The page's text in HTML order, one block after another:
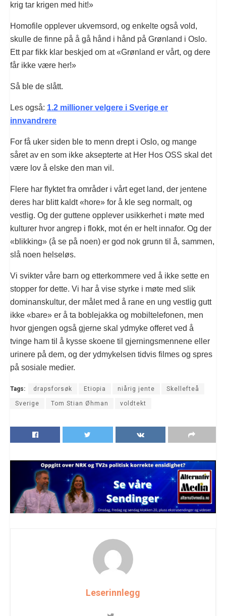
krig tar krigen med hit!»
Homofile opplever ukvemsord, og enkelte også vold,
skulle de finne på å gå hånd i hånd på Grønland i Oslo.
Ett par fikk klar beskjed om at «Grønland er vårt, og dere
får ikke være her!»
Så ble de slått.
Les også: 1.2 millioner velgere i Sverige er
innvandrere
For få uker siden ble to menn drept i Oslo, og mange
såret av en som ikke aksepterte at Her Hos OSS skal det
være lov å elske den man vil.
Flere har flyktet fra områder i vårt eget land, der jentene
deres har blitt kaldt «hore» for å kle seg normalt, og
vestlig. Og der guttene opplever usikkerhet i møte med
kulturer hvor angrep i flokk, mot én er helt innafor. Og der
«blikking» (å se på noen) er god nok grunn til å, sammen,
slå noen helseløs.
Vi svikter våre barn og etterkommere ved å ikke sette en
stopper for dette. Vi har å vise styrke i møte med slik
dominanskultur, der målet med å rane en ung vestlig gutt
ikke «bare» er å ta boblejakka og mobiltelefonen, men
hvor gjengen også gjerne skal ydmyke offeret ved å
tvinge ham til å kysse skoene til gjerningsmennene eller
urinere på dem, og der ydmykelsen tidvis filmes og spres
på sosiale medier.
Tags: drapsforsøk Etiopia niårig jente Skellefteå
Sverige Tom Stian Øhman voldtekt
Leserinnlegg